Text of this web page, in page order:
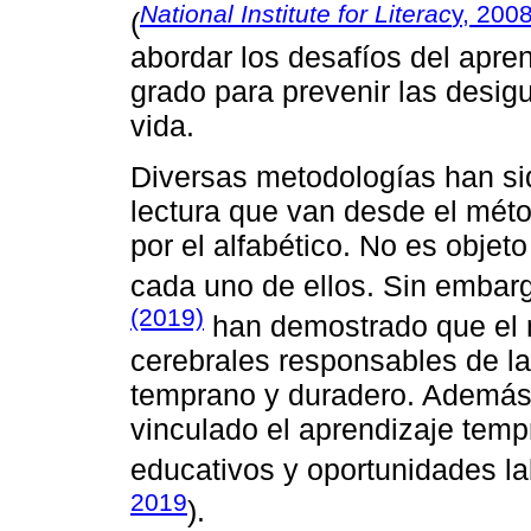
(National Institute for Literacy,
abordar los desafíos del
grado para prevenir las
vida.
Diversas metodologías han
lectura que van desde el
por el alfabético. No es
cada uno de ellos. Sin
(2019) han demostrado que
cerebrales responsables de
temprano y duradero.
vinculado el aprendizaje
educativos y oportunidades
2019).